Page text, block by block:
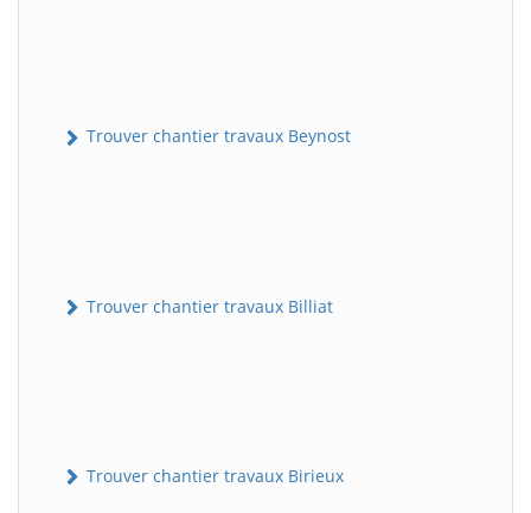
Trouver chantier travaux Beynost
Trouver chantier travaux Billiat
Trouver chantier travaux Birieux